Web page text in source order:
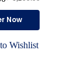
Original
was:
Current
is:Now
Wishlist